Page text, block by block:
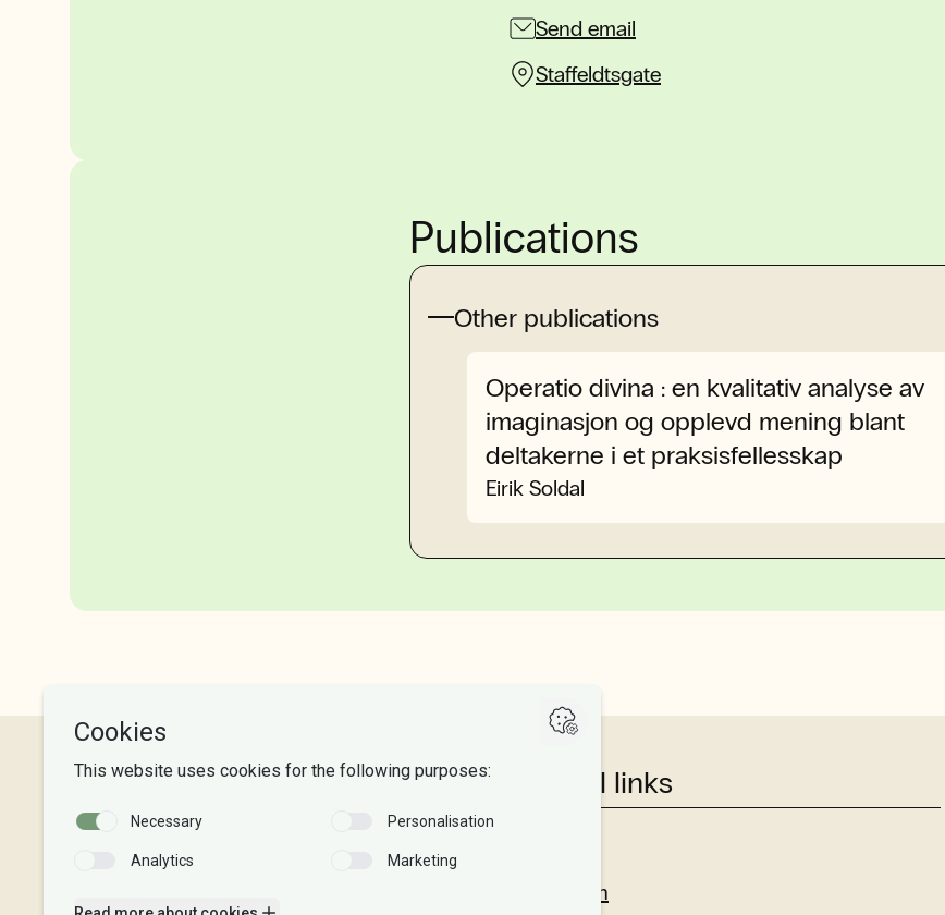
Send email
Staffeldtsgate
Publications
Other publications
Operatio divina : en kvalitativ analyse av
imaginasjon og opplevd mening blant
deltakerne i et praksisfellesskap
Eirik Soldal
NLA University College
Phone:+47 55 54 07 00
Useful links
Research